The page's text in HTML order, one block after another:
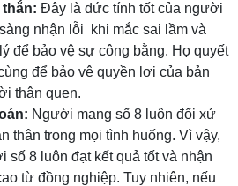
Đây là đức tính tốt của người
nhận lỗi khi mắc sai lầm và
để bảo vệ sự công bằng. Họ quyết
để bảo vệ quyền lợi của bản
thân quen.
Người mang số 8 luôn đối xử
thân trong mọi tình huống. Vì vậy,
số 8 luôn đạt kết quả tốt và nhận
từ đồng nghiệp. Tuy nhiên, nếu